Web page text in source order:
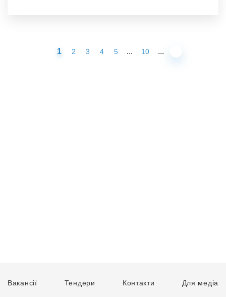
1 2 3 4 5 ... 10 ...
Вакансії Тендери Контакти Для медіа